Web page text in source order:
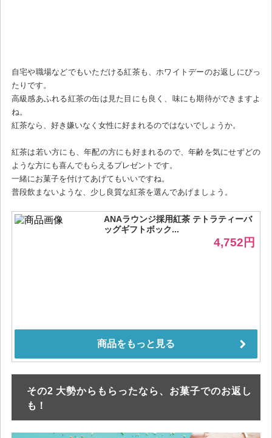
自宅や職場などでもいただける紅茶も、ホワイトデーのお返しにぴっ
たりです。
高級感あふれる紅茶の缶は見た目にも良く、味にも期待ができますよ
ね。
紅茶なら、好き嫌いなく女性に好まれるのではないでしょうか。
紅茶は若い方にも、年配の方にも好まれるので、年齢を気にせずどの
ような方にも喜んでもらえるプレゼントです。
一緒にお菓子を付けてあげてもいいですね。
普段飲まないような、少し良質な紅茶を選んであげましょう。
その2 大勢からもらったなら、お菓子でのお返し
も！